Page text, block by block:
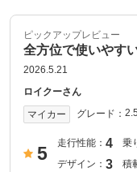
ピックアップレビュー
全方位で使いやす
2026.5.21
ロイクーさん
マイカー
グレード：
5
走行性能： 4 乗
デザイン： 3 積